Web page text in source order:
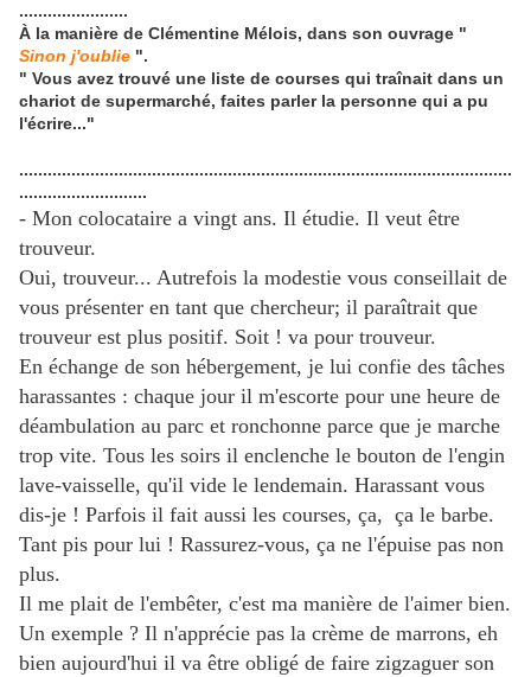
.......................
À la manière de Clémentine Mélois, dans son ouvrage "
Sinon j'oublie ".
" Vous avez trouvé une liste de courses qui traînait dans un
chariot de supermarché, faites parler la personne qui a pu
l'écrire..."
........................................................................................................
...........................
- Mon colocataire a vingt ans. Il étudie. Il veut être
trouveur.
Oui, trouveur... Autrefois la modestie vous conseillait de
vous présenter en tant que chercheur; il paraîtrait que
trouveur est plus positif. Soit ! va pour trouveur.
En échange de son hébergement, je lui confie des tâches
harassantes : chaque jour il m'escorte pour une heure de
déambulation au parc et ronchonne parce que je marche
trop vite. Tous les soirs il enclenche le bouton de l'engin
lave-vaisselle, qu'il vide le lendemain. Harassant vous
dis-je ! Parfois il fait aussi les courses, ça, ça le barbe.
Tant pis pour lui ! Rassurez-vous, ça ne l'épuise pas non
plus.
Il me plait de l'embêter, c'est ma manière de l'aimer bien.
Un exemple ? Il n'apprécie pas la crème de marrons, eh
bien aujourd'hui il va être obligé de faire zigzaguer son